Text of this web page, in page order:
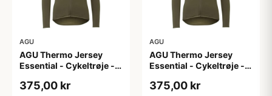
AGU
AGU Thermo Jersey
Essential - Cykeltrøje -
M
375,00 kr
AGU
AGU Thermo Jersey
Essential - Cykeltrøje -
S
375,00 kr